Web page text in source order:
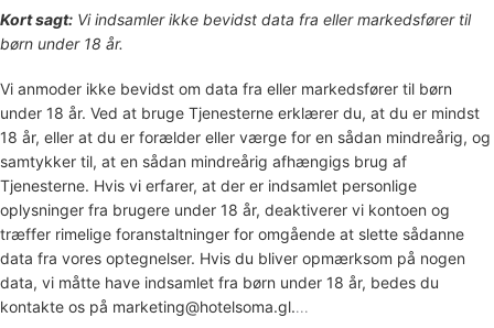
Kort sagt: Vi indsamler ikke bevidst data fra eller markedsfører til
børn under 18 år.
Vi anmoder ikke bevidst om data fra eller markedsfører til børn
under 18 år. Ved at bruge Tjenesterne erklærer du, at du er mindst
18 år, eller at du er forælder eller værge for en sådan mindreårig, og
samtykker til, at en sådan mindreårig afhængigs brug af
Tjenesterne. Hvis vi erfarer, at der er indsamlet personlige
oplysninger fra brugere under 18 år, deaktiverer vi kontoen og
træffer rimelige foranstaltninger for omgående at slette sådanne
data fra vores optegnelser. Hvis du bliver opmærksom på nogen
data, vi måtte have indsamlet fra børn under 18 år, bedes du
kontakte os på marketing@hotelsoma.gl....